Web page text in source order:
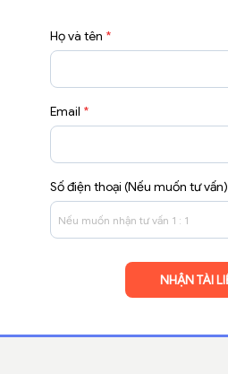
Họ và tên *
Email *
Số điện thoại (Nếu muốn tư vấn)